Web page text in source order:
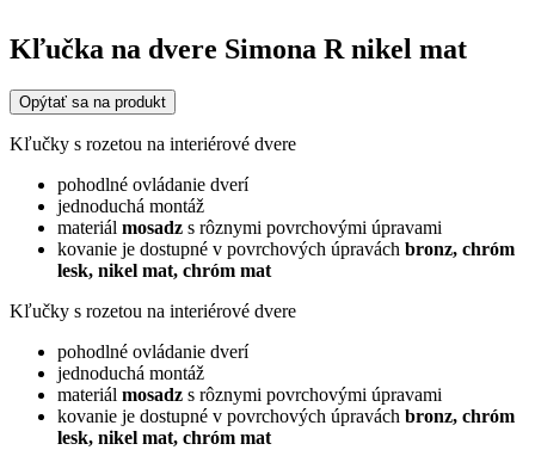
Kľučka na dvere Simona R nikel mat
Opýtať sa na produkt
Kľučky s rozetou na interiérové dvere
pohodlné ovládanie dverí
jednoduchá montáž
materiál mosadz s rôznymi povrchovými úpravami
kovanie je dostupné v povrchových úpravách bronz, chróm
lesk, nikel mat, chróm mat
Kľučky s rozetou na interiérové dvere
pohodlné ovládanie dverí
jednoduchá montáž
materiál mosadz s rôznymi povrchovými úpravami
kovanie je dostupné v povrchových úpravách bronz, chróm
lesk, nikel mat, chróm mat